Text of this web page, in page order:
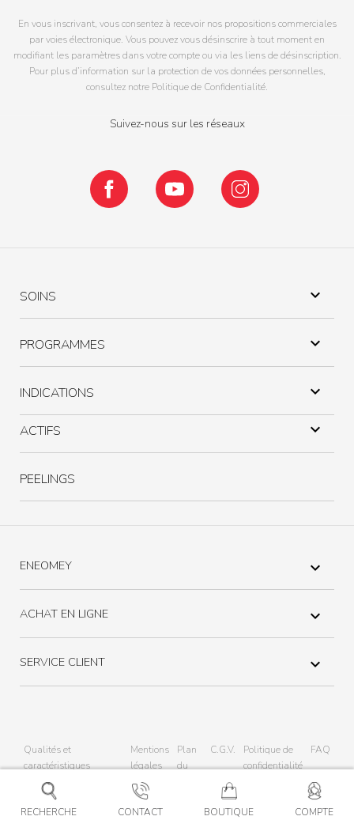
En vous inscrivant, vous consentez à recevoir nos propositions commerciales
par voies électronique. Vous pouvez vous désinscrire à tout moment en
modifiant les paramètres dans votre compte ou via les liens de désinscription.
Pour plus d’information sur la protection de vos données personnelles,
consultez notre Politique de Confidentialité.
Suivez-nous sur les réseaux
Facebook YouTube
SOINS 
PROGRAMMES 
INDICATIONS 
ACTIFS 
PEELINGS
ENEOMEY 
ACHAT EN LIGNE 
SERVICE CLIENT 
RECHERCHE CONTACT BOUTIQUE COMPTE
Qualités et
caractéristiques
environnementales
Mentions
légales
Plan
du
C.G.V.
Politique de
confidentialité
FAQ